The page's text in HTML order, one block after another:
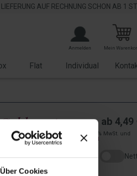
Über Cookies
AUF RECHNUNG SCHON AB 1
Anmelden Mein
Flat Individual
wert
ab 4,49
zzgl. 19% MwSt. und
Versand